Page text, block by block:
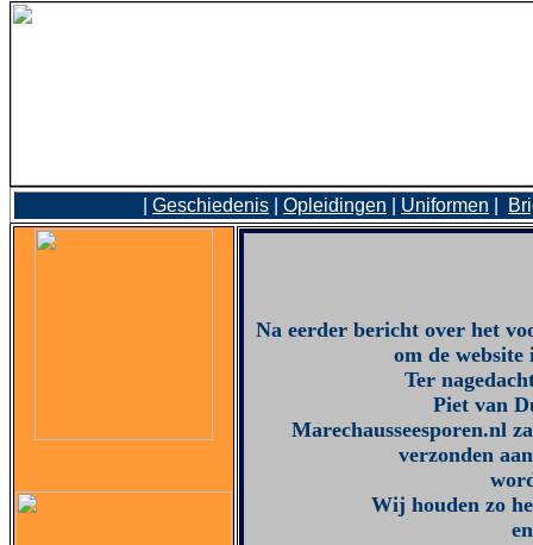
Geschiedenis Opleidingen Uniformen
Na eerder bericht over het
om de
Ter
Piet van
Marechausseesporen.nl
verzonden
Wij houden zo